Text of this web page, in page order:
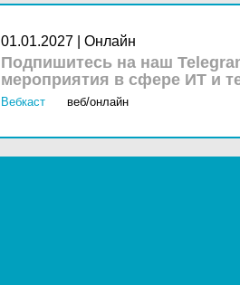
01.01.2027 | Онлайн
Подпишитесь на наш
мероприятия в сфере ИТ и
Вебкаст веб/онлайн